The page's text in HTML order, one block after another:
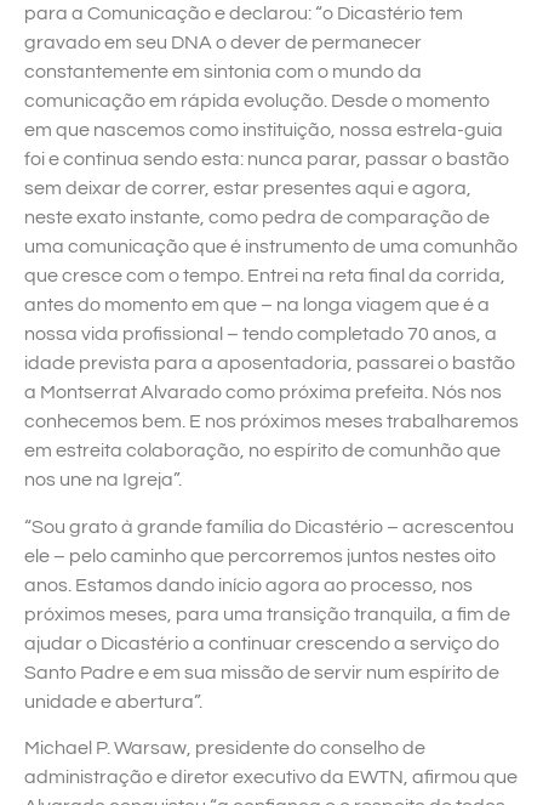
para a Comunicação e declarou: “o Dicastério tem
gravado em seu DNA o dever de permanecer
constantemente em sintonia com o mundo da
comunicação em rápida evolução. Desde o momento
em que nascemos como instituição, nossa estrela-guia
foi e continua sendo esta: nunca parar, passar o bastão
sem deixar de correr, estar presentes aqui e agora,
neste exato instante, como pedra de comparação de
uma comunicação que é instrumento de uma comunhão
que cresce com o tempo. Entrei na reta final da corrida,
antes do momento em que – na longa viagem que é a
nossa vida profissional – tendo completado 70 anos, a
idade prevista para a aposentadoria, passarei o bastão
a Montserrat Alvarado como próxima prefeita. Nós nos
conhecemos bem. E nos próximos meses trabalharemos
em estreita colaboração, no espírito de comunhão que
nos une na Igreja”.
“Sou grato à grande família do Dicastério – acrescentou
ele – pelo caminho que percorremos juntos nestes oito
anos. Estamos dando início agora ao processo, nos
próximos meses, para uma transição tranquila, a fim de
ajudar o Dicastério a continuar crescendo a serviço do
Santo Padre e em sua missão de servir num espírito de
unidade e abertura”.
Michael P. Warsaw, presidente do conselho de
administração e diretor executivo da EWTN, afirmou que